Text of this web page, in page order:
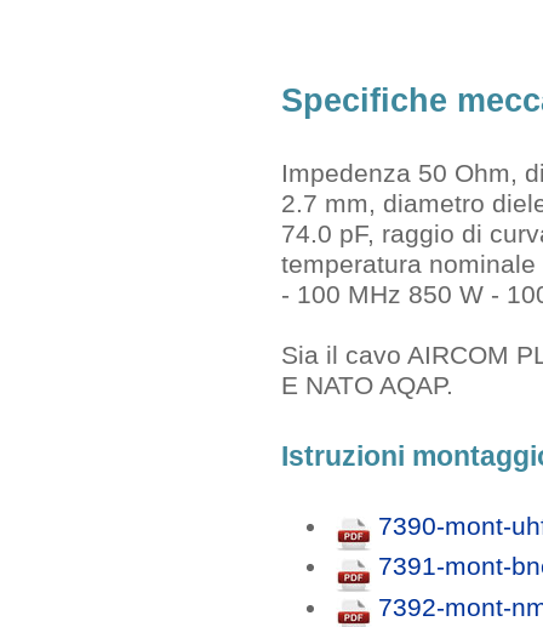
Specifiche
Impedenza 50 Ohm,
2.7 mm, diametro
74.0 pF, raggio di
temperatura
- 100 MHz 850 W -
Sia il cavo AIRCOM
E NATO AQAP.
Istruzioni
7390-mont-
7391-mont-
7392-mont-